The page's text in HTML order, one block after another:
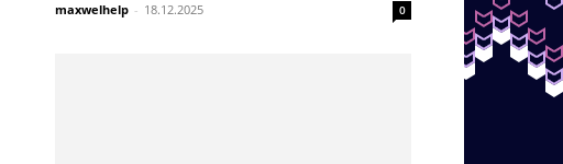
maxwelhelp - 18.12.2025 0